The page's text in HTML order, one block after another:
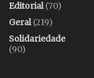
Editorial(70)
Geral(219)
Solidariedade
(90)